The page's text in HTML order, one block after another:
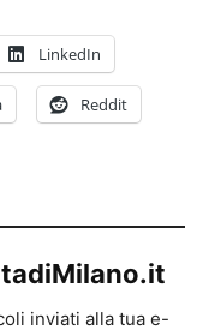
LinkedIn
Reddit
inviati alla tua e-